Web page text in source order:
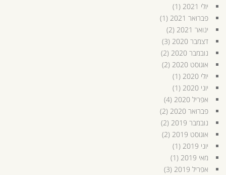
יולי 2021
(1)
פברואר 2021
(1)
ינואר 2021
(2)
דצמבר 2020
(3)
נובמבר 2020
(2)
אוגוסט 2020
(2)
יולי 2020
(1)
יוני 2020
(1)
אפריל 2020
(4)
פברואר 2020
(2)
נובמבר 2019
(2)
אוגוסט 2019
(2)
יוני 2019
(1)
מאי 2019
(1)
אפריל 2019
(3)